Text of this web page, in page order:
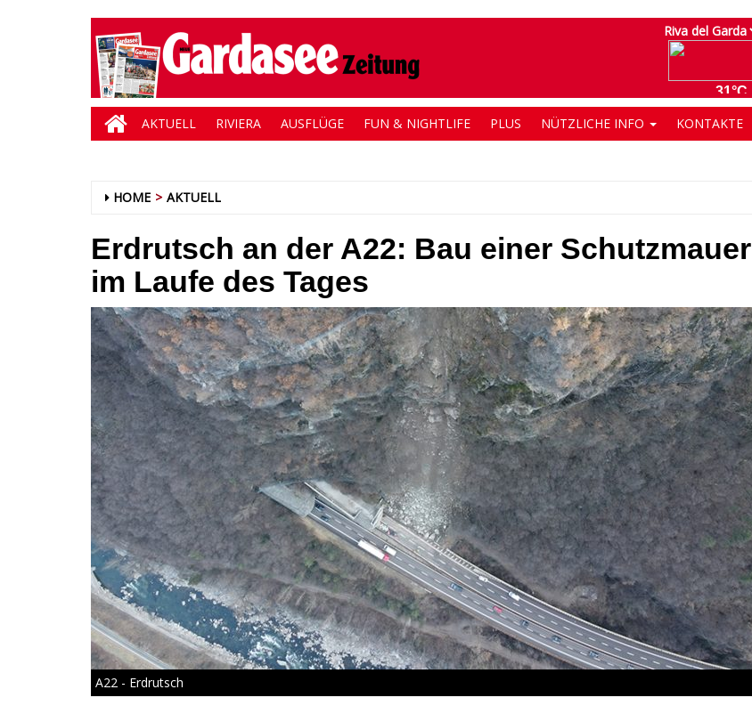
AKTUELL RIVIERA AUSFLÜGE FUN & NIGHTLIFE PLUS NÜTZLICHE INFO KONTAKTE
HOME AKTUELL
Erdrutsch an der A22: Bau einer Schutzmauer
im Laufe des Tages
A22 - Erdrutsch